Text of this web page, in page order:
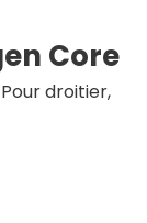
Core
droitier,